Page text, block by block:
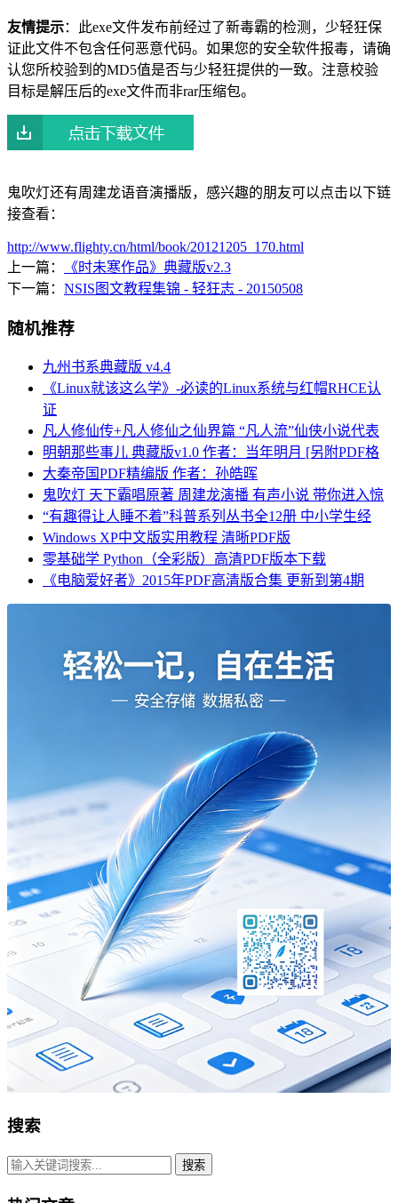
友情提示：此exe文件发布前经过了新毒霸的检测，少轻狂保
证此文件不包含任何恶意代码。如果您的安全软件报毒，请确
认您所校验到的MD5值是否与少轻狂提供的一致。注意校验
目标是解压后的exe文件而非rar压缩包。
鬼吹灯还有周建龙语音演播版，感兴趣的朋友可以点击以下链
接查看：
http://www.flighty.cn/html/book/20121205_170.html
上一篇：
《时未寒作品》典藏版v2.3
下一篇： NSIS图文教程集锦 - 轻狂志 - 20150508
随机推荐
九州书系典藏版 v4.4
《Linux就该这么学》-必读的Linux系统与红帽RHCE认
证
凡人修仙传+凡人修仙之仙界篇 “凡人流”仙侠小说代表
明朝那些事儿 典藏版v1.0 作者：当年明月 [另附PDF格
大秦帝国PDF精编版 作者：孙皓晖
鬼吹灯 天下霸唱原著 周建龙演播 有声小说 带你进入惊
“有趣得让人睡不着”科普系列丛书全12册 中小学生经
Windows XP中文版实用教程 清晰PDF版
零基础学 Python（全彩版）高清PDF版本下载
《电脑爱好者》2015年PDF高清版合集 更新到第4期
搜索
搜索